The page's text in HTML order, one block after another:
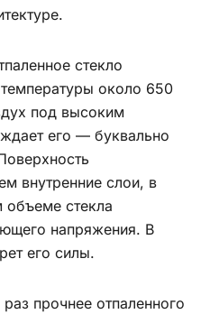
стекло
около 650
под высоким
его — буквально
внутренние слои, в
объеме стекла
напряжения. В
его силы.
прочнее отпаленного